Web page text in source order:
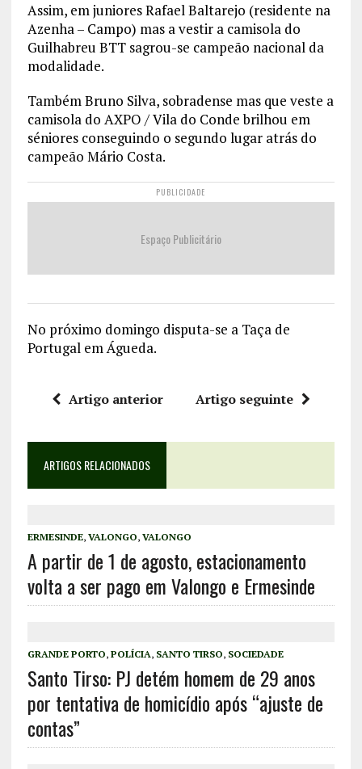
Assim, em juniores Rafael Baltarejo (residente na
Azenha – Campo) mas a vestir a camisola do
Guilhabreu BTT sagrou-se campeão nacional da
modalidade.
Também Bruno Silva, sobradense mas que veste a
camisola do AXPO / Vila do Conde brilhou em
séniores conseguindo o segundo lugar atrás do
campeão Mário Costa.
PUBLICIDADE
Espaço Publicitário
No próximo domingo disputa-se a Taça de
Portugal em Águeda.
Artigo anterior Artigo seguinte
ARTIGOS RELACIONADOS
ERMESINDE, VALONGO, VALONGO
A partir de 1 de agosto, estacionamento
volta a ser pago em Valongo e Ermesinde
GRANDE PORTO, POLÍCIA, SANTO TIRSO, SOCIEDADE
Santo Tirso: PJ detém homem de 29 anos
por tentativa de homicídio após “ajuste de
contas”